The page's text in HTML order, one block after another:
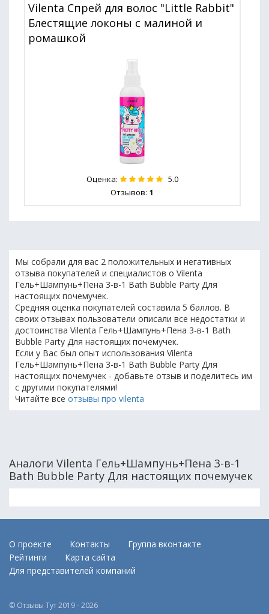
Vilenta Спрей для волос "Little Rabbit"
Блестящие локоны с малиной и
ромашкой
Оценка: 5.0
Отзывов: 1
Мы собрали для вас 2 положительных и негативных
отзыва покупателей и специалистов о Vilenta
Гель+Шампунь+Пена 3-в-1 Bath Bubble Party Для
настоящих почемучек.
Средняя оценка покупателей составила 5 баллов. В
своих отзывах пользователи описали все недостатки и
достоинства Vilenta Гель+Шампунь+Пена 3-в-1 Bath
Bubble Party Для настоящих почемучек.
Если у Вас был опыт использования Vilenta
Гель+Шампунь+Пена 3-в-1 Bath Bubble Party Для
настоящих почемучек - добавьте отзыв и поделитесь им
с другими покупателями!
Читайте все отзывы про vilenta
Аналоги Vilenta Гель+Шампунь+Пена 3-в-1
Bath Bubble Party Для настоящих почемучек
О проекте Контакты
Группа вконтакте
Рейтинги
Карта сайта
Для представителей компаний
© Отзывы Тут 2019 - 2026